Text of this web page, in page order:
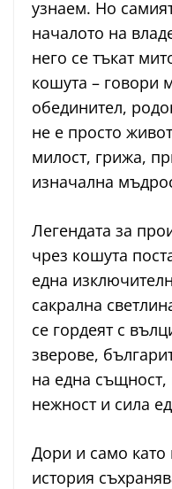
узнаем. Но
началото на
него се тъкат
кошута – говори
обединител,
не е просто
милост, грижа,
изначална
Легендата за
чрез кошута
една
сакрална
се гордеят с
зверове,
на една
нежност и сила
Дори и само като
история